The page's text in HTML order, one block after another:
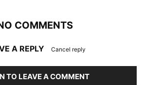
COMMENTS
A REPLY Cancel reply
TO LEAVE A COMMENT